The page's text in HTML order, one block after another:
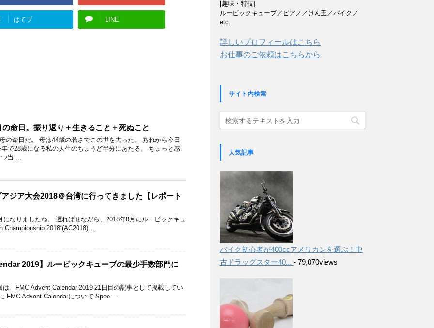
はてブ LINE
命日。振り返り＋生きること＋死ぬこと
の命日だ。 母は44歳の若さでこの世を去った。 あれから今日
で28歳になる私の人生のちょうど半分にあたる。 ちょっと感
つ当 …
ジア大会2018＠台湾に行ってきました【レポート
になりましたね。 遅ればせながら、2018年8月にルービックキュ
Championship 2018“(AC2018) …
2019】ルービックキューブの最少手数部門に
は、FMC Advent Calendar 2019 21日目の記事として掲載してい
FMC Advent Calendarについて Spee …
[趣味・特技]
ルービックキューブ／ピアノ／けん玉／バイク／
etc.
詳しいプロフィールはこちら
お仕事のご依頼はこちらから
サイト内検索
人気記事
バイク初心者が400ccアメリカンを選ぶ！中
古ドラッグスター40... - 79,070views